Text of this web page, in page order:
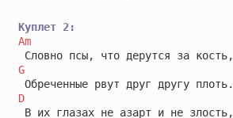
Куплет 2:
Am
G
D
В их глазах не азарт и не злость,